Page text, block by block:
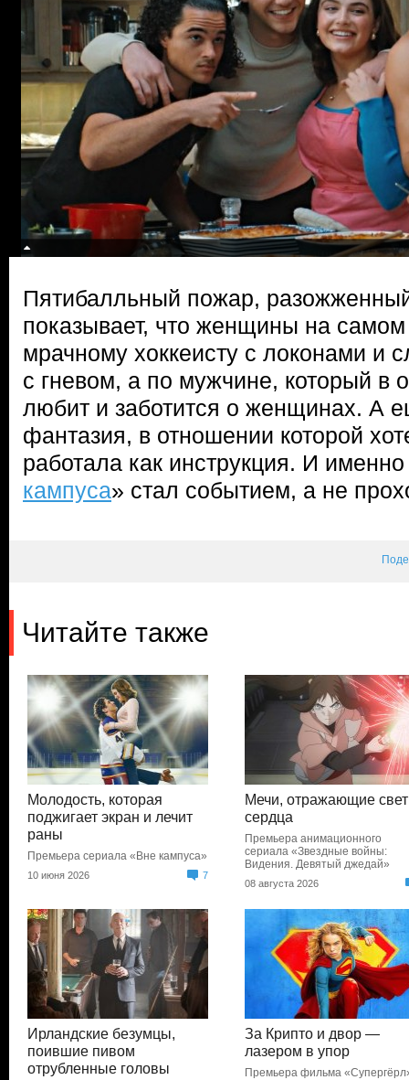
Пятибалльный пожар,
показывает, что женщины на
мрачному хоккеисту с локонами и
с гневом, а по мужчине, который в
любит и заботится о женщинах. А
фантазия, в отношении которой
работала как инструкция. И
кампуса» стал событием, а не
Читайте также
Молодость, которая
поджигает экран и лечит
раны
Премьера сериала «Вне кампуса»
10 июня 2026 7
Мечи, отражающие свет
сердца
Премьера анимационного
сериала «Звездные войны:
Видения. Девятый джедай»
08 августа 2026
Ирландские безумцы,
поившие пивом
отрубленные головы
За Крипто и двор —
лазером в упор
Премьера фильма